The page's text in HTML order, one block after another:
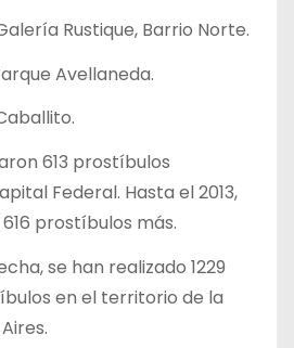
Rustique, Barrio Norte.
Avellaneda.
613 prostíbulos
Federal. Hasta el 2013,
prostíbulos más.
se han realizado 1229
en el territorio de la